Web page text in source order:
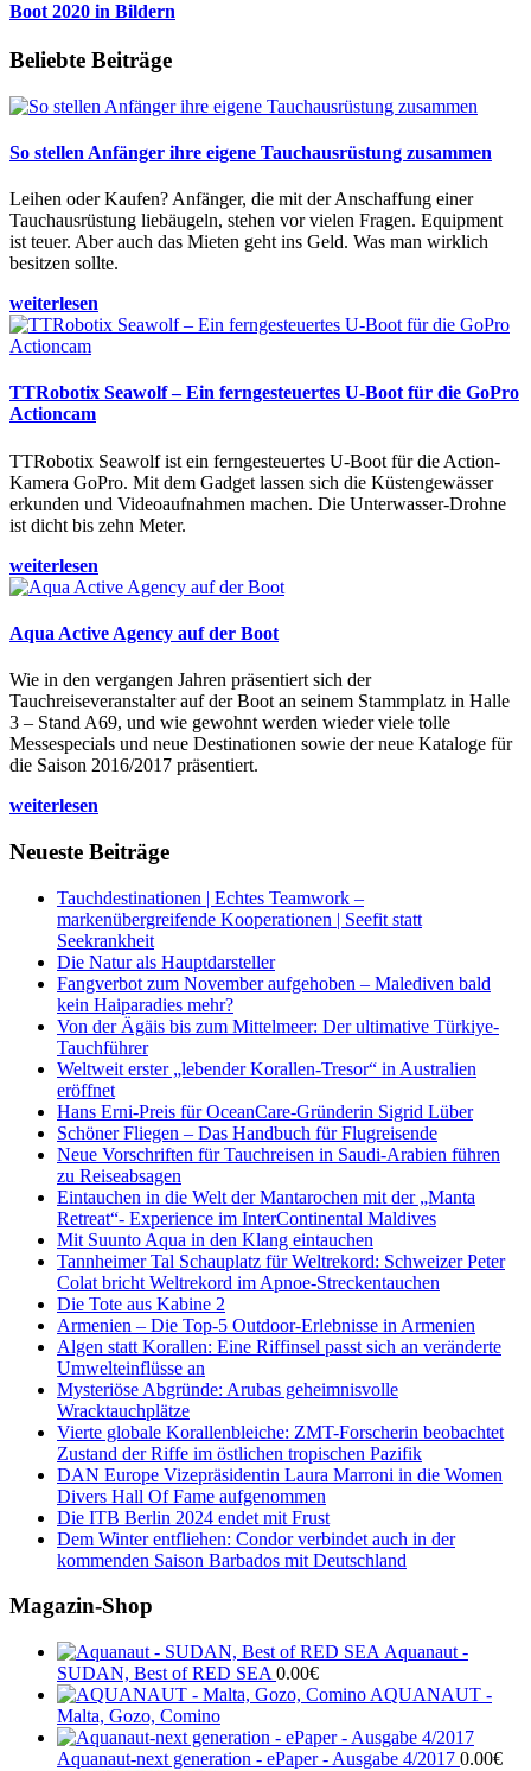
Boot 2020 in Bildern
Beliebte Beiträge
So stellen Anfänger ihre eigene Tauchausrüstung zusammen
Leihen oder Kaufen? Anfänger, die mit der Anschaffung einer
Tauchausrüstung liebäugeln, stehen vor vielen Fragen. Equipment
ist teuer. Aber auch das Mieten geht ins Geld. Was man wirklich
besitzen sollte.
weiterlesen
TTRobotix Seawolf – Ein ferngesteuertes U-Boot für die GoPro
Actioncam
TTRobotix Seawolf ist ein ferngesteuertes U-Boot für die Action-
Kamera GoPro. Mit dem Gadget lassen sich die Küstengewässer
erkunden und Videoaufnahmen machen. Die Unterwasser-Drohne
ist dicht bis zehn Meter.
weiterlesen
Aqua Active Agency auf der Boot
Wie in den vergangen Jahren präsentiert sich der
Tauchreiseveranstalter auf der Boot an seinem Stammplatz in Halle
3 – Stand A69, und wie gewohnt werden wieder viele tolle
Messespecials und neue Destinationen sowie der neue Kataloge für
die Saison 2016/2017 präsentiert.
weiterlesen
Neueste Beiträge
Tauchdestinationen | Echtes Teamwork –
markenübergreifende Kooperationen | Seefit statt
Seekrankheit
Die Natur als Hauptdarsteller
Fangverbot zum November aufgehoben – Malediven bald
kein Haiparadies mehr?
Von der Ägäis bis zum Mittelmeer: Der ultimative Türkiye-
Tauchführer
Weltweit erster „lebender Korallen-Tresor“ in Australien
eröffnet
Hans Erni-Preis für OceanCare-Gründerin Sigrid Lüber
Schöner Fliegen – Das Handbuch für Flugreisende
Neue Vorschriften für Tauchreisen in Saudi-Arabien führen
zu Reiseabsagen
Eintauchen in die Welt der Mantarochen mit der „Manta
Retreat“- Experience im InterContinental Maldives
Mit Suunto Aqua in den Klang eintauchen
Tannheimer Tal Schauplatz für Weltrekord: Schweizer Peter
Colat bricht Weltrekord im Apnoe-Streckentauchen
Die Tote aus Kabine 2
Armenien – Die Top-5 Outdoor-Erlebnisse in Armenien
Algen statt Korallen: Eine Riffinsel passt sich an veränderte
Umwelteinflüsse an
Mysteriöse Abgründe: Arubas geheimnisvolle
Wracktauchplätze
Vierte globale Korallenbleiche: ZMT-Forscherin beobachtet
Zustand der Riffe im östlichen tropischen Pazifik
DAN Europe Vizepräsidentin Laura Marroni in die Women
Divers Hall Of Fame aufgenommen
Die ITB Berlin 2024 endet mit Frust
Dem Winter entfliehen: Condor verbindet auch in der
kommenden Saison Barbados mit Deutschland
Magazin-Shop
Aquanaut -
SUDAN, Best of RED SEA 0.00€
AQUANAUT -
Malta, Gozo, Comino
Aquanaut-next generation - ePaper - Ausgabe 4/2017 0.00€